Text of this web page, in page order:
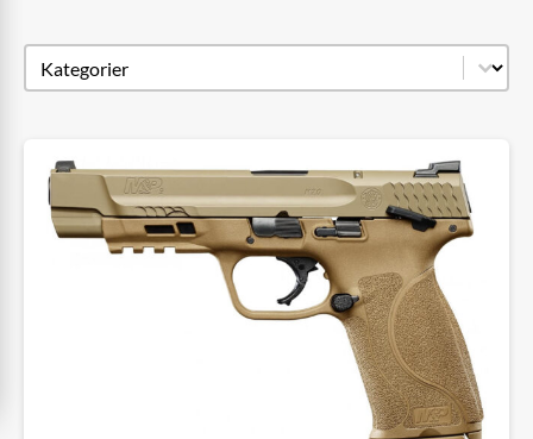
Produkt kategori
Select content